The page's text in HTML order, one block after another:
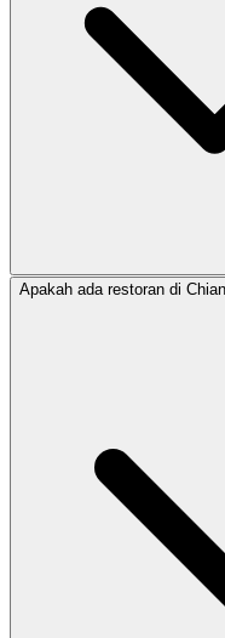
Apakah ada restoran di